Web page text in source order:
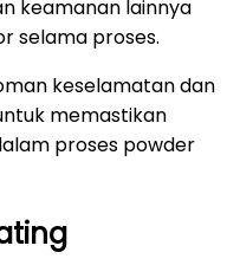
keamanan lainnya
selama proses.
keselamatan dan
memastikan
proses powder